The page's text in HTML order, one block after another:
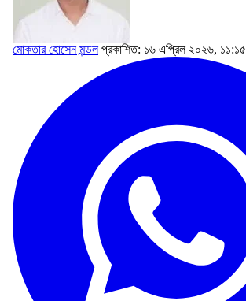
মোকতার হোসেন মন্ডল প্রকাশিত: ১৬ এপ্রিল ২০২৬, ১১:১৫